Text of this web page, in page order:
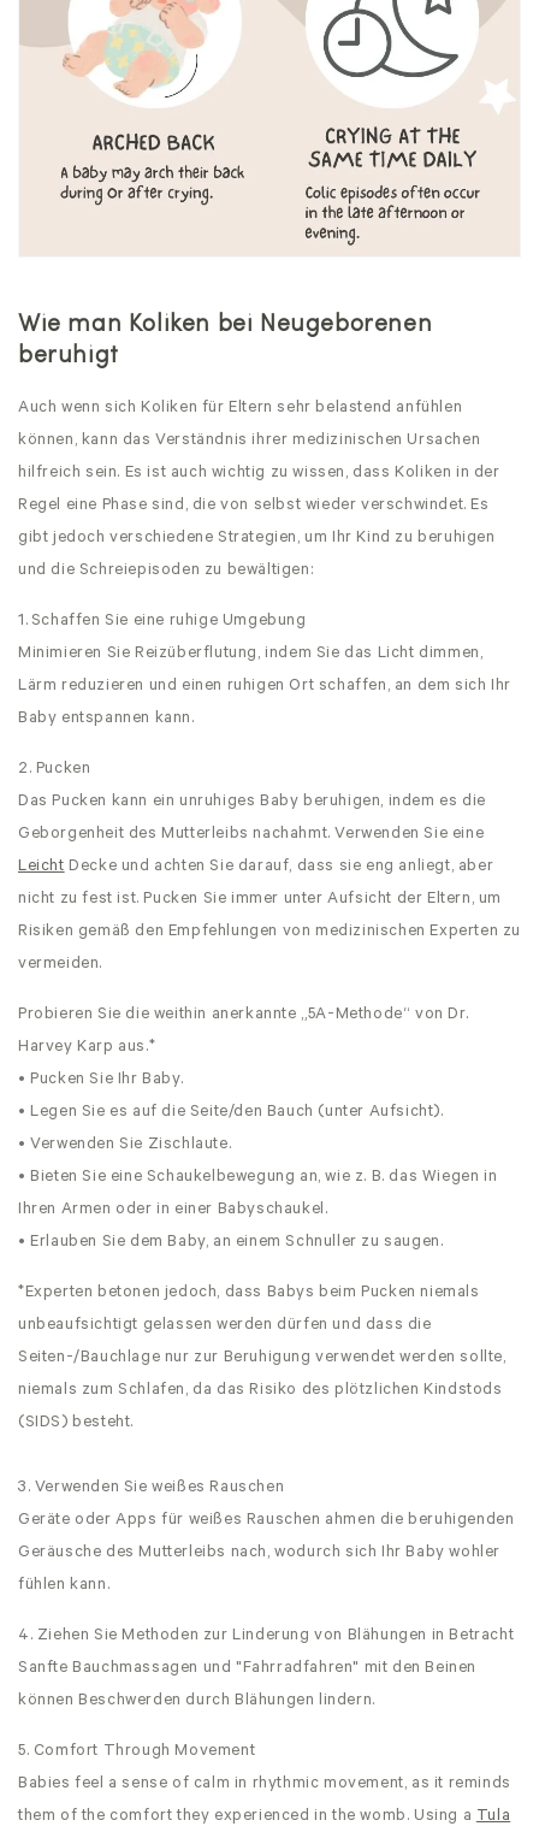
Wie man Koliken bei Neugeborenen
beruhigt
Auch wenn sich Koliken für Eltern sehr belastend anfühlen
können, kann das Verständnis ihrer medizinischen Ursachen
hilfreich sein. Es ist auch wichtig zu wissen, dass Koliken in der
Regel eine Phase sind, die von selbst wieder verschwindet. Es
gibt jedoch verschiedene Strategien, um Ihr Kind zu beruhigen
und die Schreiepisoden zu bewältigen:
1. Schaffen Sie eine ruhige Umgebung
Minimieren Sie Reizüberflutung, indem Sie das Licht dimmen,
Lärm reduzieren und einen ruhigen Ort schaffen, an dem sich Ihr
Baby entspannen kann.
2. Pucken
Das Pucken kann ein unruhiges Baby beruhigen, indem es die
Geborgenheit des Mutterleibs nachahmt. Verwenden Sie eine
Leicht Decke und achten Sie darauf, dass sie eng anliegt, aber
nicht zu fest ist. Pucken Sie immer unter Aufsicht der Eltern, um
Risiken gemäß den Empfehlungen von medizinischen Experten zu
vermeiden.
Probieren Sie die weithin anerkannte „5A-Methode“ von Dr.
Harvey Karp aus.*
• Pucken Sie Ihr Baby.
• Legen Sie es auf die Seite/den Bauch (unter Aufsicht).
• Verwenden Sie Zischlaute.
• Bieten Sie eine Schaukelbewegung an, wie z. B. das Wiegen in
Ihren Armen oder in einer Babyschaukel.
• Erlauben Sie dem Baby, an einem Schnuller zu saugen.
*Experten betonen jedoch, dass Babys beim Pucken niemals
unbeaufsichtigt gelassen werden dürfen und dass die
Seiten-/Bauchlage nur zur Beruhigung verwendet werden sollte,
niemals zum Schlafen, da das Risiko des plötzlichen Kindstods
(SIDS) besteht.
3. Verwenden Sie weißes Rauschen
Geräte oder Apps für weißes Rauschen ahmen die beruhigenden
Geräusche des Mutterleibs nach, wodurch sich Ihr Baby wohler
fühlen kann.
4. Ziehen Sie Methoden zur Linderung von Blähungen in Betracht
Sanfte Bauchmassagen und "Fahrradfahren" mit den Beinen
können Beschwerden durch Blähungen lindern.
5. Comfort Through Movement
Babies feel a sense of calm in rhythmic movement, as it reminds
them of the comfort they experienced in the womb. Using a Tula